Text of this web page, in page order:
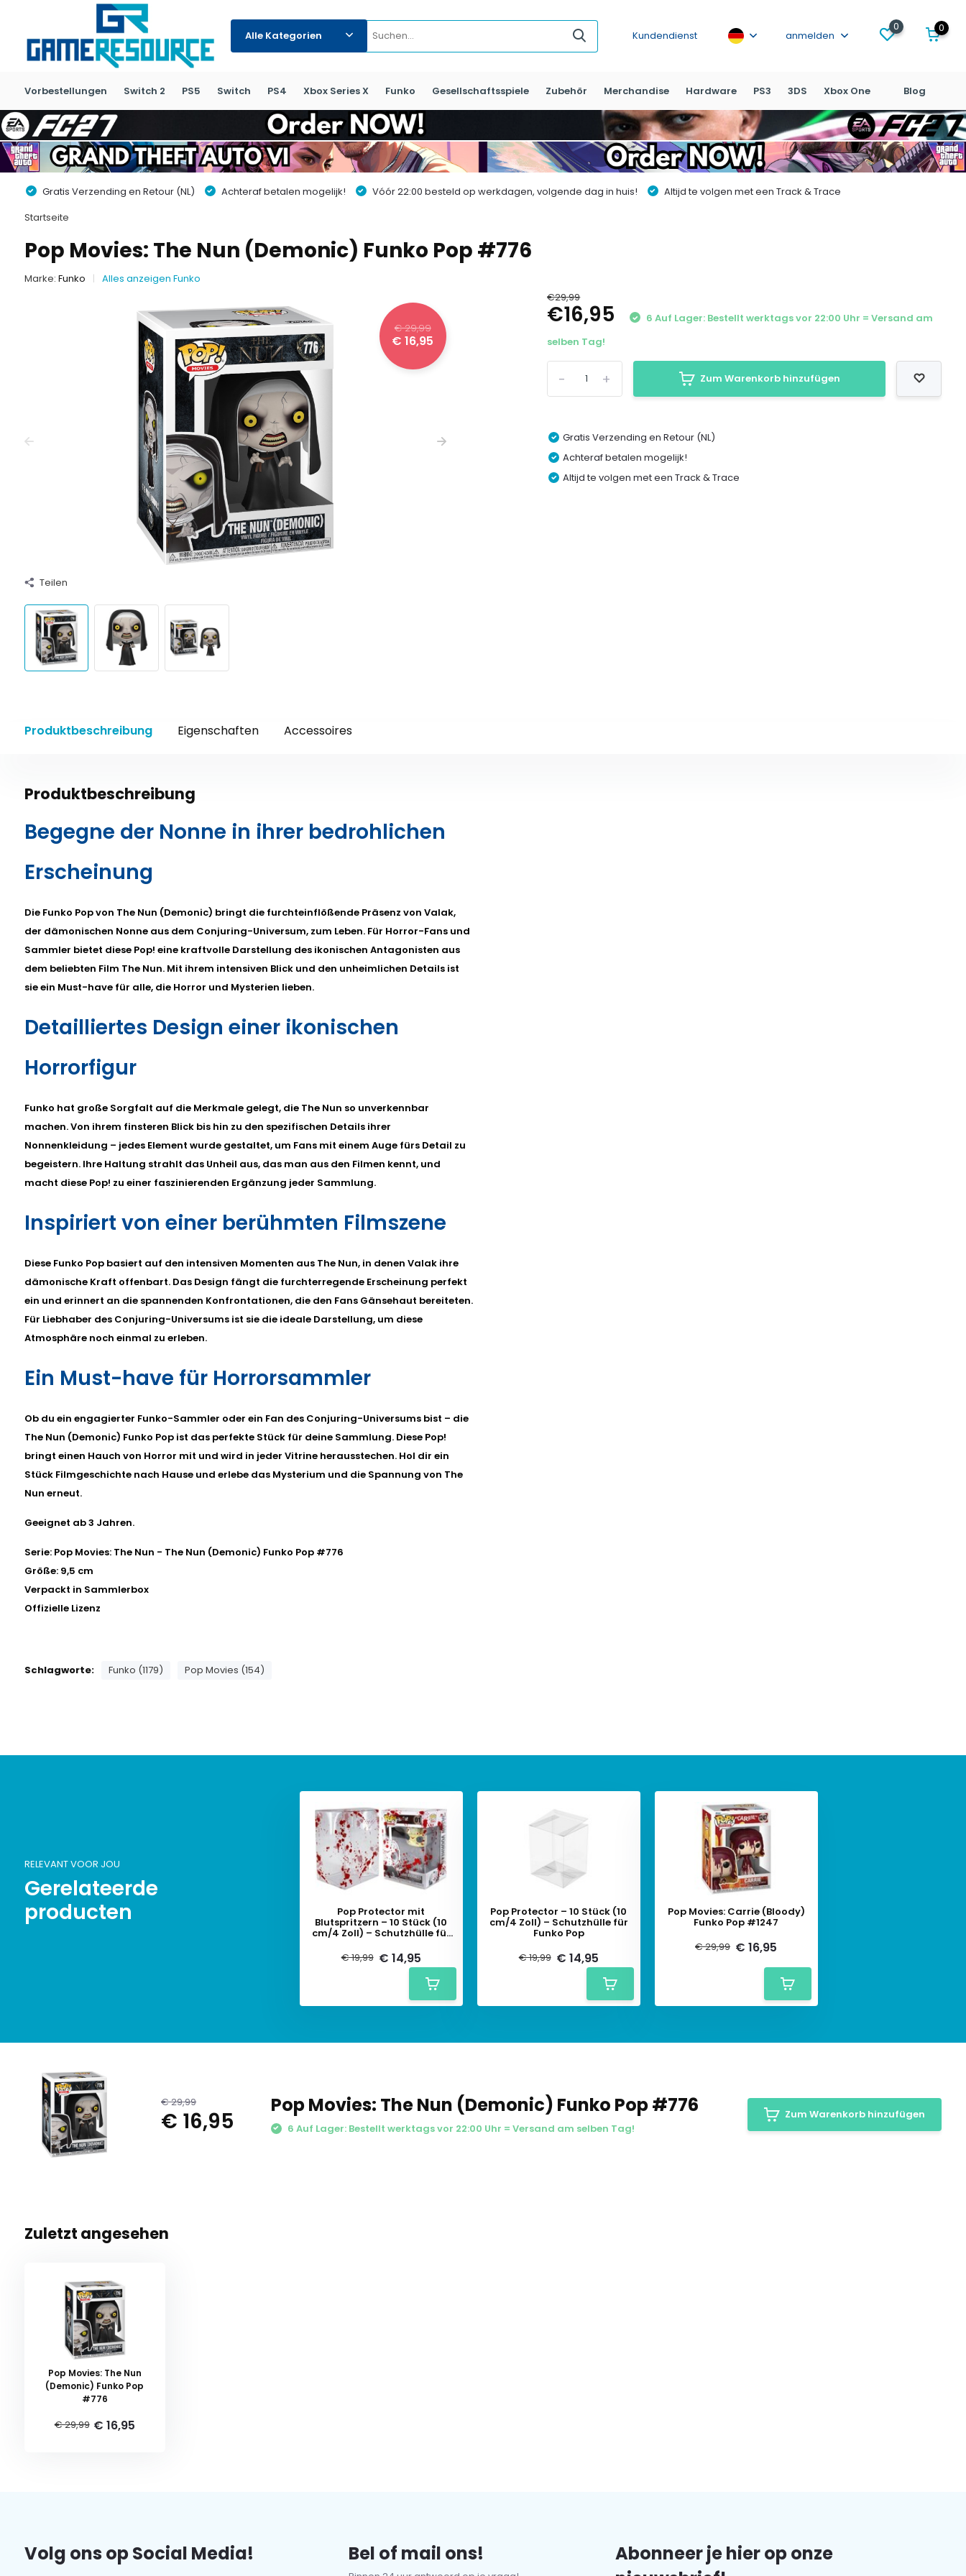
Alle Kategorien Kundendienst anmelden
0 0
Vorbestellungen Switch 2 PS5 Switch PS4 Xbox Series X Funko Gesellschaftsspiele Zubehör Merchandise Hardware PS3 3DS Xbox One Blog
Gratis Verzending en Retour (NL) Achteraf betalen mogelijk! Vóór 22:00 besteld op werkdagen, volgende dag in huis!
Altijd te volgen met een Track & Trace
Startseite
Pop Movies: The Nun (Demonic) Funko Pop #776
Marke: Funko Alles anzeigen Funko
€ 29,99
€ 16,95
Teilen
€29,99
€16,95
6 Auf Lager: Bestellt werktags vor 22:00 Uhr = Versand am
selben Tag!
+
- Zum Warenkorb hinzufügen
Gratis Verzending en Retour (NL)
Achteraf betalen mogelijk!
Altijd te volgen met een Track & Trace
Produktbeschreibung Eigenschaften Accessoires
Produktbeschreibung
Begegne der Nonne in ihrer bedrohlichen
Erscheinung
Die Funko Pop von The Nun (Demonic) bringt die furchteinflößende Präsenz von Valak,
der dämonischen Nonne aus dem Conjuring-Universum, zum Leben. Für Horror-Fans und
Sammler bietet diese Pop! eine kraftvolle Darstellung des ikonischen Antagonisten aus
dem beliebten Film The Nun. Mit ihrem intensiven Blick und den unheimlichen Details ist
sie ein Must-have für alle, die Horror und Mysterien lieben.
Detailliertes Design einer ikonischen
Horrorfigur
Funko hat große Sorgfalt auf die Merkmale gelegt, die The Nun so unverkennbar
machen. Von ihrem finsteren Blick bis hin zu den spezifischen Details ihrer
Nonnenkleidung – jedes Element wurde gestaltet, um Fans mit einem Auge fürs Detail zu
begeistern. Ihre Haltung strahlt das Unheil aus, das man aus den Filmen kennt, und
macht diese Pop! zu einer faszinierenden Ergänzung jeder Sammlung.
Inspiriert von einer berühmten Filmszene
Diese Funko Pop basiert auf den intensiven Momenten aus The Nun, in denen Valak ihre
dämonische Kraft offenbart. Das Design fängt die furchterregende Erscheinung perfekt
ein und erinnert an die spannenden Konfrontationen, die den Fans Gänsehaut bereiteten.
Für Liebhaber des Conjuring-Universums ist sie die ideale Darstellung, um diese
Atmosphäre noch einmal zu erleben.
Ein Must-have für Horrorsammler
Ob du ein engagierter Funko-Sammler oder ein Fan des Conjuring-Universums bist – die
The Nun (Demonic) Funko Pop ist das perfekte Stück für deine Sammlung. Diese Pop!
bringt einen Hauch von Horror mit und wird in jeder Vitrine herausstechen. Hol dir ein
Stück Filmgeschichte nach Hause und erlebe das Mysterium und die Spannung von The
Nun erneut.
Geeignet ab 3 Jahren.
Serie: Pop Movies: The Nun - The Nun (Demonic) Funko Pop #776
Größe: 9,5 cm
Verpackt in Sammlerbox
Offizielle Lizenz
Schlagworte: Funko (1179) Pop Movies (154)
RELEVANT VOOR JOU
Gerelateerde
producten
Pop Protector mit
Blutspritzern – 10 Stück (10
cm/4 Zoll) – Schutzhülle für
€ 19,99 € 14,95
Pop Protector – 10 Stück (10
cm/4 Zoll) – Schutzhülle für
Funko Pop
€ 19,99 € 14,95
Pop Movies: Carrie (Bloody)
Funko Pop #1247
€ 29,99 € 16,95
€ 29,99
€ 16,95
Pop Movies: The Nun (Demonic) Funko Pop #776
6 Auf Lager: Bestellt werktags vor 22:00 Uhr = Versand am selben Tag!
Zum Warenkorb hinzufügen
Zuletzt angesehen
Pop Movies: The Nun
(Demonic) Funko Pop
#776
€ 29,99 € 16,95
Volg ons op Social Media! Bel of mail ons!
Abonneer je hier op onze